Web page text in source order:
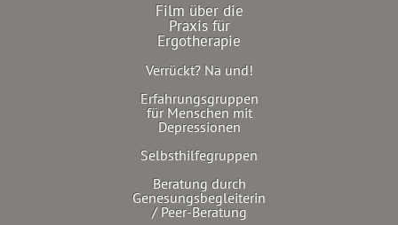
Film über die
Praxis für
Ergotherapie
Verrückt? Na und!
Erfahrungsgruppen
für Menschen mit
Depressionen
Selbsthilfegruppen
Beratung durch
Genesungsbegleiterin
/ Peer-Beratung